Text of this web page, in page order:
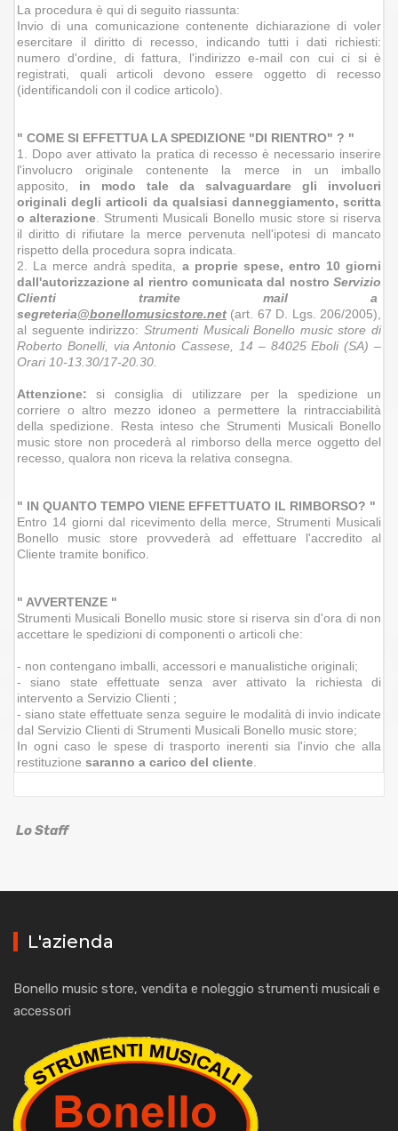
La procedura è qui di seguito riassunta:
Invio di una comunicazione contenente dichiarazione di voler
esercitare il diritto di recesso, indicando tutti i dati richiesti:
numero d'ordine, di fattura, l'indirizzo e-mail con cui ci si è
registrati, quali articoli devono essere oggetto di recesso
(identificandoli con il codice articolo).
" COME SI EFFETTUA LA SPEDIZIONE "DI RIENTRO" ? "
1. Dopo aver attivato la pratica di recesso è necessario inserire
l'involucro originale contenente la merce in un imballo
apposito, in modo tale da salvaguardare gli involucri
originali degli articoli da qualsiasi danneggiamento, scritta
o alterazione . Strumenti Musicali Bonello music store si riserva
il diritto di rifiutare la merce pervenuta nell'ipotesi di mancato
rispetto della procedura sopra indicata.
2. La merce andrà spedita, a proprie spese, entro 10 giorni
dall'autorizzazione al rientro comunicata dal nostro Servizio
Clienti tramite mail a
segreteria@bonellomusicstore.net (art. 67 D. Lgs. 206/2005),
al seguente indirizzo: Strumenti Musicali Bonello music store di
Roberto Bonelli, via Antonio Cassese, 14 – 84025 Eboli (SA) –
Orari 10-13.30/17-20.30.
Attenzione: si consiglia di utilizzare per la spedizione un
corriere o altro mezzo idoneo a permettere la rintracciabilità
della spedizione. Resta inteso che Strumenti Musicali Bonello
music store non procederà al rimborso della merce oggetto del
recesso, qualora non riceva la relativa consegna.
" IN QUANTO TEMPO VIENE EFFETTUATO IL RIMBORSO? "
Entro 14 giorni dal ricevimento della merce, Strumenti Musicali
Bonello music store provvederà ad effettuare l'accredito al
Cliente tramite bonifico.
" AVVERTENZE "
Strumenti Musicali Bonello music store si riserva sin d'ora di non
accettare le spedizioni di componenti o articoli che:
- non contengano imballi, accessori e manualistiche originali;
- siano state effettuate senza aver attivato la richiesta di
intervento a Servizio Clienti ;
- siano state effettuate senza seguire le modalità di invio indicate
dal Servizio Clienti di Strumenti Musicali Bonello music store;
In ogni caso le spese di trasporto inerenti sia l'invio che alla
restituzione saranno a carico del cliente
Lo Staff
L'azienda
Bonello music store, vendita e noleggio strumenti musicali e
accessori